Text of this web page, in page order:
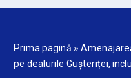
Prima pagină »
pe dealurile Gușteriței,